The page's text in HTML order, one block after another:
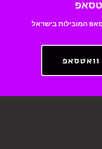
המובילות בישראל